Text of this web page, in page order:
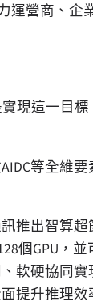
運營商、企
現這一目
等全維
推出智算
個GPU，
軟硬協同
提升推理效